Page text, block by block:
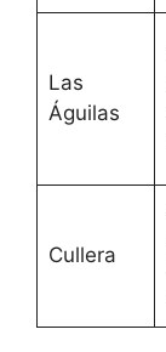
Las
Águilas
Cullera